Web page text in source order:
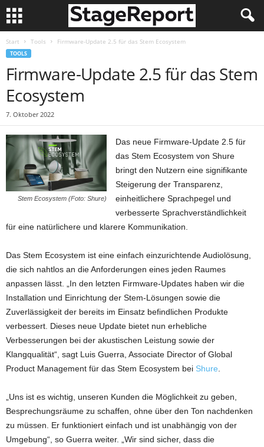
Start Tools Firmware-Update 2.5 für das Stem Ecosystem
TOOLS
Firmware-Update 2.5 für das Stem
Ecosystem
7. Oktober 2022
Stem Ecosystem (Foto: Shure)
Das neue Firmware-Update 2.5 für
das Stem Ecosystem von Shure
bringt den Nutzern eine signifikante
Steigerung der Transparenz,
einheitlichere Sprachpegel und
verbesserte Sprachverständlichkeit
für eine natürlichere und klarere Kommunikation.
Das Stem Ecosystem ist eine einfach einzurichtende Audiolösung,
die sich nahtlos an die Anforderungen eines jeden Raumes
anpassen lässt. „In den letzten Firmware-Updates haben wir die
Installation und Einrichtung der Stem-Lösungen sowie die
Zuverlässigkeit der bereits im Einsatz befindlichen Produkte
verbessert. Dieses neue Update bietet nun erhebliche
Verbesserungen bei der akustischen Leistung sowie der
Klangqualität“, sagt Luis Guerra, Associate Director of Global
Product Management für das Stem Ecosystem bei Shure
„Uns ist es wichtig, unseren Kunden die Möglichkeit zu geben,
Besprechungsräume zu schaffen, ohne über den Ton nachdenken
zu müssen. Er funktioniert einfach und ist unabhängig von der
Umgebung“, so Guerra weiter. „Wir sind sicher, dass die